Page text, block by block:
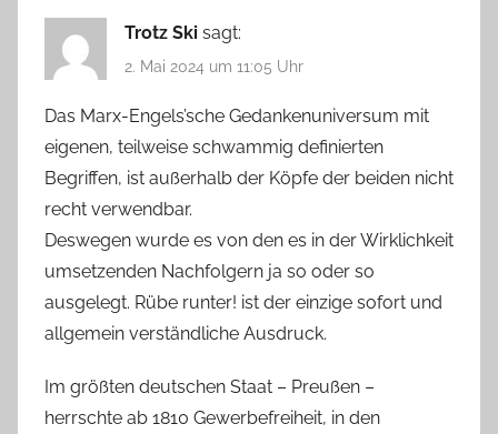
Trotz Ski sagt:
2. Mai 2024 um 11:05 Uhr
Das Marx-Engels’sche Gedankenuniversum mit
eigenen, teilweise schwammig definierten
Begriffen, ist außerhalb der Köpfe der beiden nicht
recht verwendbar.
Deswegen wurde es von den es in der Wirklichkeit
umsetzenden Nachfolgern ja so oder so
ausgelegt. Rübe runter! ist der einzige sofort und
allgemein verständliche Ausdruck.
Im größten deutschen Staat – Preußen –
herrschte ab 1810 Gewerbefreiheit, in den